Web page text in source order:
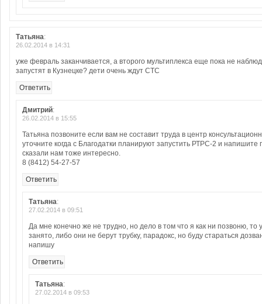
Татьяна:
26.02.2014 в 14:31
уже февраль заканчивается, а второго мультиплекса еще пока не
запустят в Кузнецке? дети очень ждут СТС
Ответить
Дмитрий:
26.02.2014 в 15:55
Татьяна позвоните если вам не составит труда в центр
уточните когда с Благодатки планируют запустить РТРС-2 и напишите
сказали нам тоже интересно.
8 (8412) 54-27-57
Ответить
Татьяна:
27.02.2014 в 09:51
Да мне конечно же не трудно, но дело в том что я как ни позвоню, то
занято, либо они не берут трубку, парадокс, но буду стараться
напишу
Ответить
Татьяна:
27.02.2014 в 09:53